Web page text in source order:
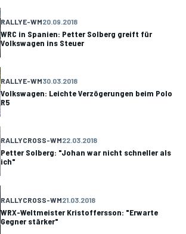
RALLYE-WM20.09.2018
WRC in Spanien: Petter Solberg greift für
Volkswagen ins Steuer
RALLYE-WM30.03.2018
Volkswagen: Leichte Verzögerungen beim Polo
R5
RALLYCROSS-WM22.03.2018
Petter Solberg: "Johan war nicht schneller als
ich"
RALLYCROSS-WM21.03.2018
WRX-Weltmeister Kristoffersson: "Erwarte
Gegner stärker"